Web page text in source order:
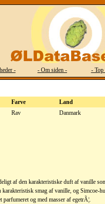
-
- Om siden - - Top
Farve Land
Rav Danmark
af den karakteristiske duft af vanille
smag af vanille, og Simcoe-
og med masser af egetrÃ¦.